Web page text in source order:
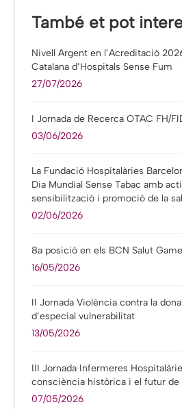
També et pot
Nivell Argent en l’Acreditació
Catalana d’Hospitals Sense Fum
27/07/2026
I Jornada de Recerca OTAC FH/
03/06/2026
La Fundació Hospitalàries
Dia Mundial Sense Tabac amb
sensibilització i promoció de la
02/06/2026
8a posició en els BCN Salut
16/05/2026
II Jornada Violència contra la
d’especial vulnerabilitat
13/05/2026
III Jornada Infermeres
consciència històrica i el futur de
07/05/2026